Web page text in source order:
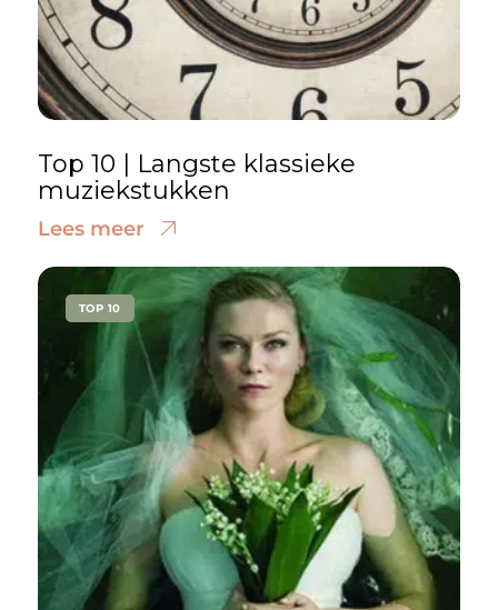
Top 10 | Langste klassieke
muziekstukken
Lees meer
TOP 10